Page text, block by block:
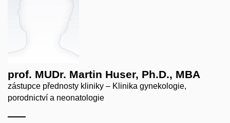
prof. MUDr. Martin Huser, Ph.D., MBA
zástupce přednosty kliniky – Klinika gynekologie,
porodnictví a neonatologie